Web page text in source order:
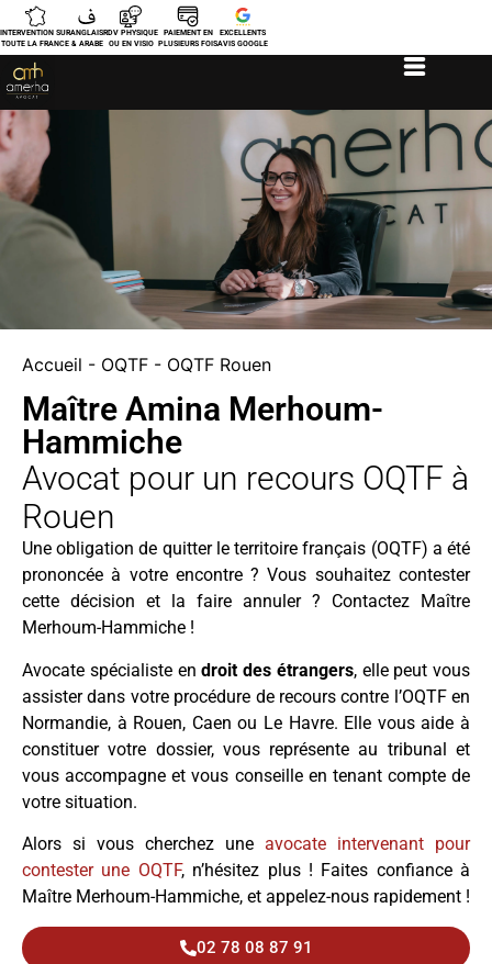
INTERVENTION SUR
TOUTE LA FRANCE
ANGLAIS
& ARABE
RDV PHYSIQUE
OU EN VISIO
PAIEMENT EN
PLUSIEURS FOIS
EXCELLENTS
AVIS GOOGLE
Accueil - OQTF - OQTF Rouen
Maître Amina Merhoum-
Hammiche
Avocat pour un recours OQTF à
Rouen
Une obligation de quitter le territoire français (OQTF) a été
prononcée à votre encontre ? Vous souhaitez contester
cette décision et la faire annuler ? Contactez Maître
Merhoum-Hammiche !
Avocate spécialiste endroit des étrangers, elle peut vous
assister dans votre procédure de recours contre l’OQTF en
Normandie, à Rouen, Caen ou Le Havre. Elle vous aide à
constituer votre dossier, vous représente au tribunal et
vous accompagne et vous conseille en tenant compte de
votre situation.
Alors si vous cherchez une avocate intervenant pour
contester une OQTF, n’hésitez plus ! Faites confiance à
Maître Merhoum-Hammiche, et appelez-nous rapidement !
02 78 08 87 91